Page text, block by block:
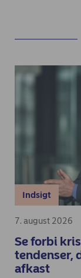
Indsigt
7. august 2026
Se forbi
tendenser,
afkast